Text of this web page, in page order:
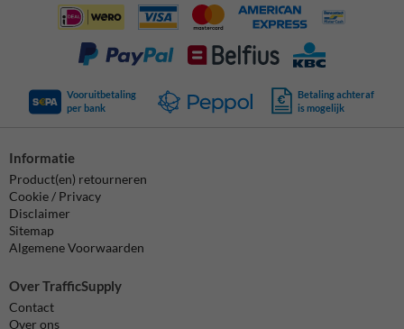
Vooruitbetaling
per bank
Betaling achteraf
is mogelijk
Informatie
Product(en) retourneren
Cookie / Privacy
Disclaimer
Sitemap
Algemene Voorwaarden
Over TrafficSupply
Contact
Over ons